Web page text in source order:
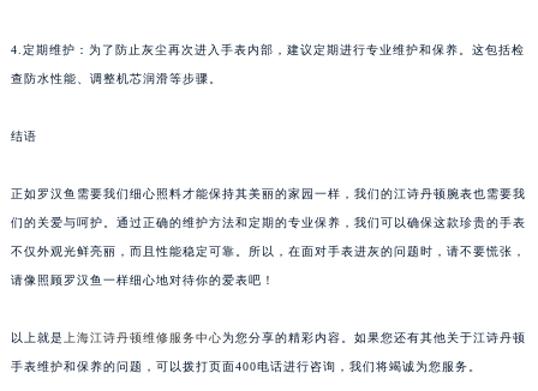
4.定期维护：为了防止灰尘再次进入手表内部，建议定期进行专业维护和保养。这包括检
查防水性能、调整机芯润滑等步骤。
结语
正如罗汉鱼需要我们细心照料才能保持其美丽的家园一样，我们的江诗丹顿腕表也需要我
们的关爱与呵护。通过正确的维护方法和定期的专业保养，我们可以确保这款珍贵的手表
不仅外观光鲜亮丽，而且性能稳定可靠。所以，在面对手表进灰的问题时，请不要慌张，
请像照顾罗汉鱼一样细心地对待你的爱表吧！
以上就是 上海江诗丹顿维修服务中心为您分享的精彩内容。如果您还有其他关于江诗丹顿
手表维护和保养的问题，可以拨打页面400电话进行咨询，我们将竭诚为您服务。